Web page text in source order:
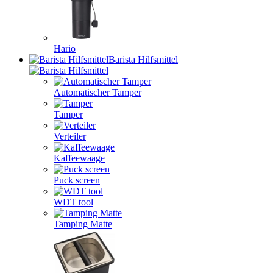
Hario
Barista Hilfsmittel
Automatischer Tamper
Tamper
Verteiler
Kaffeewaage
Puck screen
WDT tool
Tamping Matte